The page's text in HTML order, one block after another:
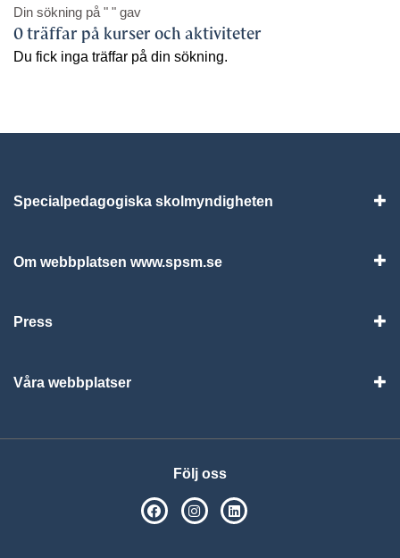
Din sökning på " " gav
0 träffar på kurser och aktiviteter
Du fick inga träffar på din sökning.
Specialpedagogiska skolmyndigheten
Om webbplatsen www.spsm.se
Press
Våra webbplatser
Följ oss
SPSM på Facebook
SPSM på Instagram